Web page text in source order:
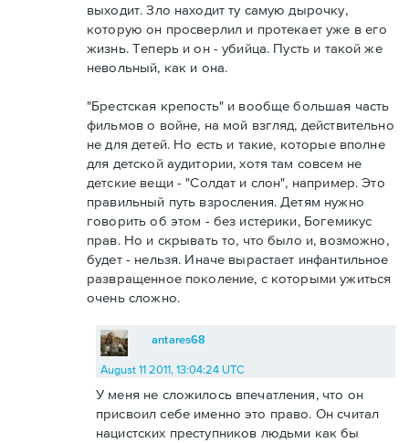
выходит. Зло находит ту самую дырочку,
которую он просверлил и протекает уже в его
жизнь. Теперь и он - убийца. Пусть и такой же
невольный, как и она.
"Брестская крепость" и вообще большая часть
фильмов о войне, на мой взгляд, действительно
не для детей. Но есть и такие, которые вполне
для детской аудитории, хотя там совсем не
детские вещи - "Солдат и слон", например. Это
правильный путь взросления. Детям нужно
говорить об этом - без истерики, Богемикус
прав. Но и скрывать то, что было и, возможно,
будет - нельзя. Иначе вырастает инфантильное
развращенное поколение, с которыми ужиться
очень сложно.
antares68
August 11 2011, 13:04:24 UTC
У меня не сложилось впечатления, что он
присвоил себе именно это право. Он считал
нацистских преступников людьми как бы